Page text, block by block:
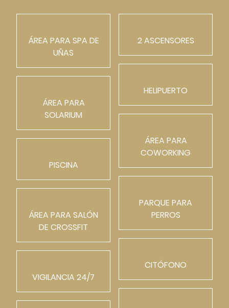
ÁREA PARA SPA DE
UÑAS
ÁREA PARA
SOLARIUM
PISCINA
ÁREA PARA SALÓN
DE CROSSFIT
VIGILANCIA 24/7
2 ASCENSORES
HELIPUERTO
ÁREA PARA
COWORKING
PARQUE PARA
PERROS
CITÓFONO